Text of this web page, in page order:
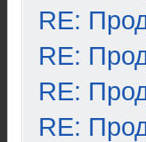
RE:
RE:
RE:
RE: